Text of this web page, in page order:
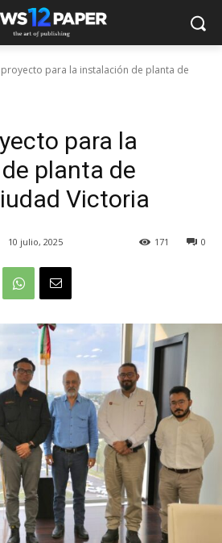
para la instalación de planta de
para la
planta de
Victoria
10 julio, 2025 0
171